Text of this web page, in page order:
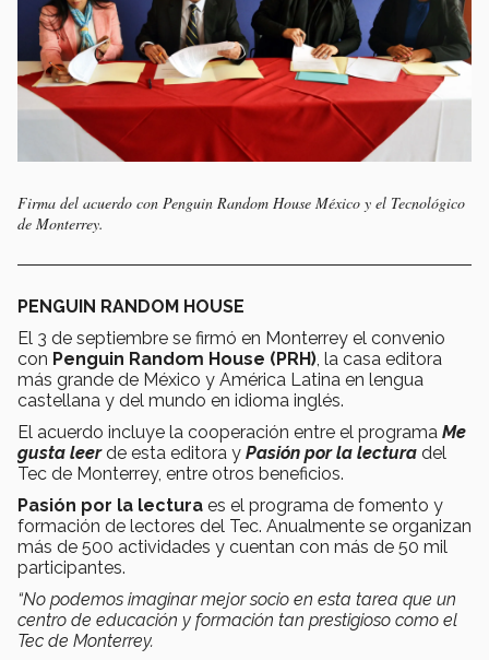
Firma del acuerdo con Penguin Random House México y el Tecnológico
de Monterrey.
PENGUIN RANDOM HOUSE
El 3 de septiembre se firmó en Monterrey el convenio
con Penguin Random House (PRH) , la casa editora
más grande de México y América Latina en lengua
castellana y del mundo en idioma inglés.
El acuerdo incluye la cooperación entre el programa Me
gusta leerde esta editora y Pasión por la lectura del
Tec de Monterrey, entre otros beneficios.
Pasión por la lectura es el programa de fomento y
formación de lectores del Tec. Anualmente se organizan
más de 500 actividades y cuentan con más de 50 mil
participantes.
“No podemos imaginar mejor socio en esta tarea que un
centro de educación y formación tan prestigioso como el
Tec de Monterrey.